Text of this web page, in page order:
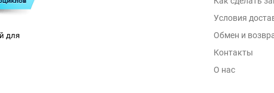
для
Условия
Обмен и
Контакты
О нас